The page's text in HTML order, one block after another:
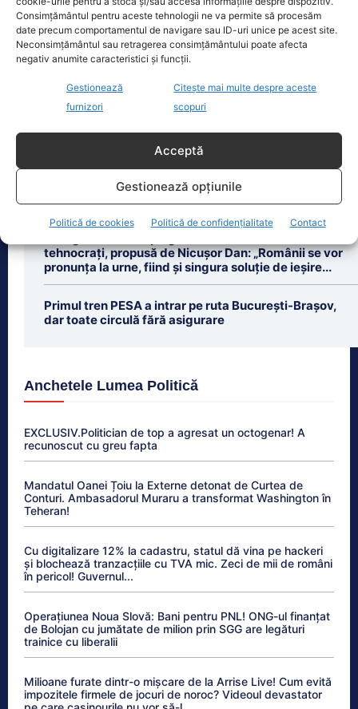
Consimțământul pentru aceste tehnologii ne va permite să procesăm
date precum comportamentul de navigare sau ID-uri unice pe acest site.
Neconsimțământul sau retragerea consimțământului poate afecta
negativ anumite caracteristici și funcții.
Gestionează
furnizori
Citește mai multe despre aceste
scopuri
Acceptă
Gestionează opțiunile
Politică de cookies Politică de confidențialitate Contact
dreaptă cu una dintre cele mai[...]
Gheorghe Piperea avertizează că românii vor plăti
taxe pentru centralele pe gaz și sobe sub formă de
certificate de CO2
tehnocrați, propusă de Nicușor Dan: „Românii se vor
pronunța la urne, fiind și singura soluție de ieșire...
Primul tren PESA a intrar pe ruta București-Brașov,
dar toate circulă fără asigurare
Anchetele Lumea Politică
EXCLUSIV.Politician de top a agresat un octogenar! A
recunoscut cu greu fapta
Mandatul Oanei Țoiu la Externe detonat de Curtea de
Conturi. Ambasadorul Muraru a transformat Washington în
Teheran!
Cu digitalizare 12% la cadastru, statul dă vina pe hackeri
și blochează tranzacțiile cu TVA mic. Zeci de mii de români
în pericol! Guvernul...
Operațiunea Noua Slovă: Bani pentru PNL! ONG-ul finanțat
de Bolojan cu jumătate de milion prin SGG are legături
trainice cu liberalii
Milioane furate dintr-o mișcare de la Arrise Live! Cum evită
impozitele firmele de jocuri de noroc? Videoul devastator